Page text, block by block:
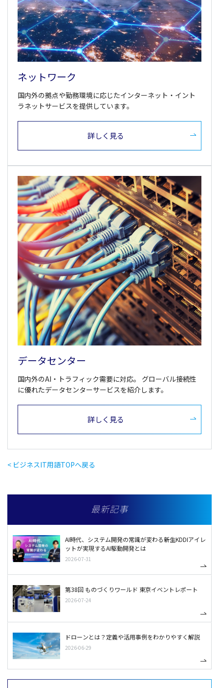
ネットワーク
国内外の拠点や勤務環境に応じたインターネット・イント
ラネットサービスを提供しています。
詳しく見る
データセンター
国内外のAI・トラフィック需要に対応。 グローバル接続性
に優れたデータセンターサービスを紹介します。
詳しく見る
< ビジネスIT用語TOPへ戻る
最新記事
AI時代、システム開発の常識が変わる――新生KDDIアイレ
ットが実現するAI駆動開発とは
2026-07-31
第38回 ものづくりワールド 東京イベントレポート
2026-07-24
ドローンとは？定義や活用事例をわかりやすく解説
2026-06-29